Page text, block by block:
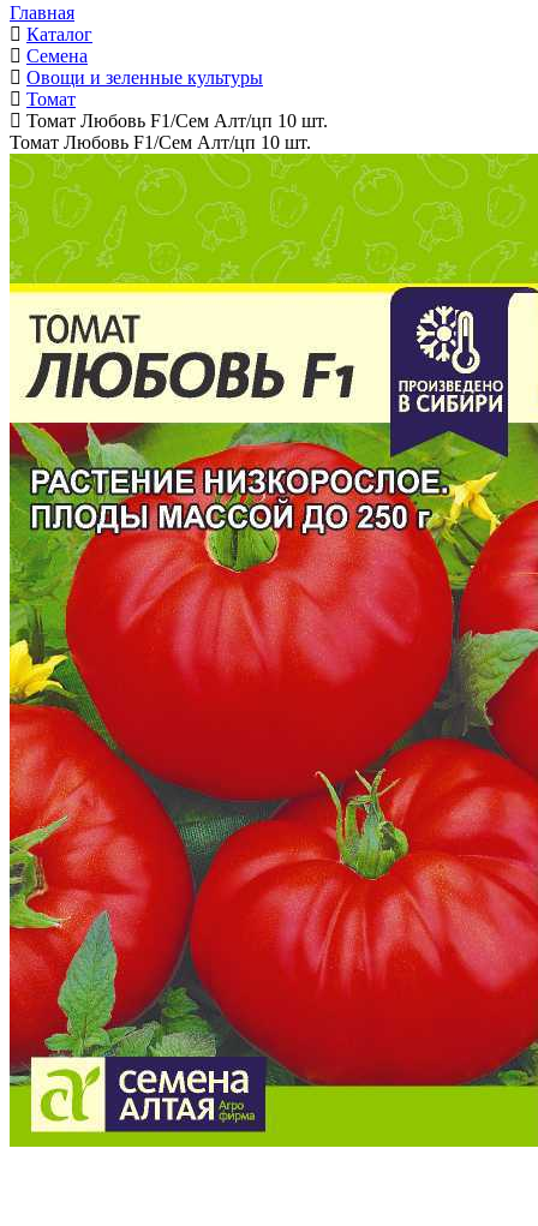
Главная
Каталог
Семена
Овощи и зеленные культуры
Томат
Томат Любовь F1/Сем Алт/цп 10 шт.
Томат Любовь F1/Сем Алт/цп 10 шт.